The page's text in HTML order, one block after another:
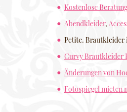
Kostenlose
Abendkleider,
Petite. Brautkleider
Curvy Brautkleider
Änderungen von
Fotospiegel mieten